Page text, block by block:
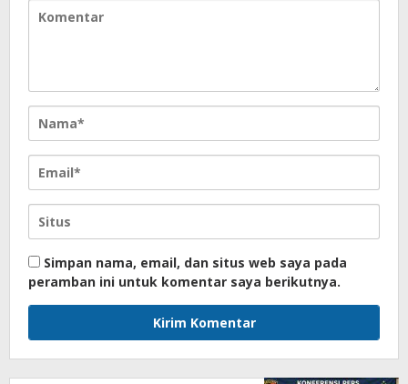
Simpan nama, email, dan situs web saya pada
peramban ini untuk komentar saya berikutnya.